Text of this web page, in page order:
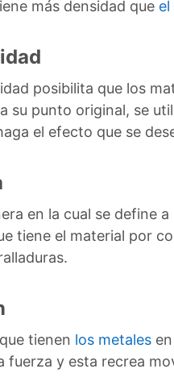
más densidad que el
posibilita que los
su punto original, se
el efecto que se
en la cual se define
tiene el material por
tienen los metales
fuerza y esta recrea